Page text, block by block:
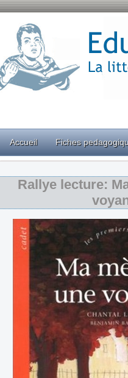
Accueil Fiches
Rallye lecture: